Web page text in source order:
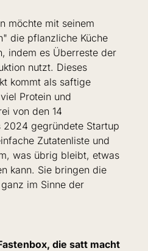
möchte mit seinem
die pflanzliche Küche
indem es Überreste der
nutzt. Dieses
kommt als saftige
Protein und
von den 14
2024 gegründete Startup
Zutatenliste und
was übrig bleibt, etwas
kann. Sie bringen die
im Sinne der
die satt macht